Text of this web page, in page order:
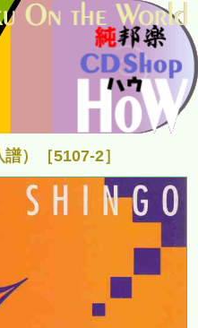
）［5107-2］